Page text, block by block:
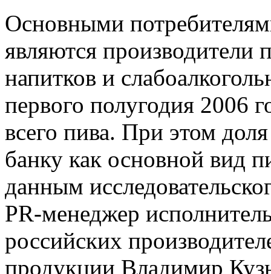
Основными
являются производители
напитков и
первого полугодия 2006
всего пива. При этом
банку как основной вид
данным
PR-менеджер
российских
продукции Владимир